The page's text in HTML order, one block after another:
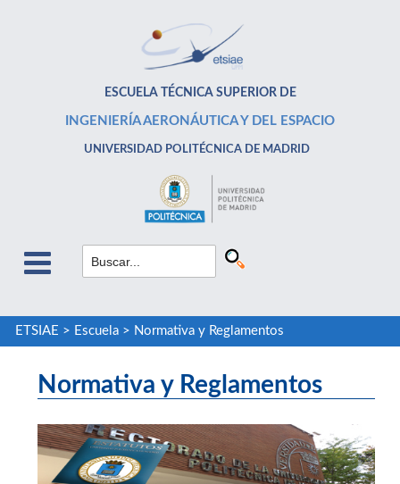
ESCUELA TÉCNICA SUPERIOR DE
INGENIERÍA AERONÁUTICA Y DEL ESPACIO
UNIVERSIDAD POLITÉCNICA DE MADRID
ETSIAE > Escuela> Normativa y Reglamentos
Normativa y Reglamentos